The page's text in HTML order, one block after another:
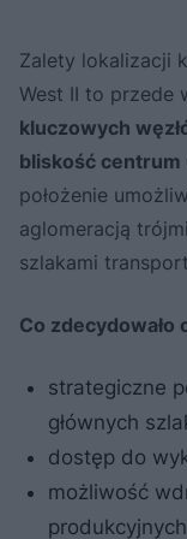
Zalety lokalizacji
West II to przede
kluczowych
bliskość centrum
położenie
aglomeracją
szlakami
Co zdecydowało
strategiczne
głównych
dostęp do
możliwość